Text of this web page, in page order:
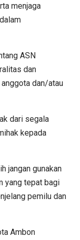
menjaga
ASN
dan
dan/atau
dari segala
kepada
jangan gunakan
yang tepat bagi
pemilu dan
Ambon